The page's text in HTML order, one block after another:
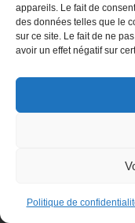
appareils. Le fait de
des données telles que le
sur ce site. Le fait de ne
avoir un effet négatif sur
Politique de
Cyril